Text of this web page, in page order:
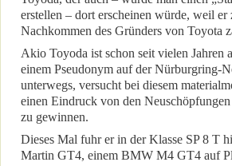
erstellen – dort erscheinen würde, weil er
Nachkommen des Gründers von Toyota
Akio Toyoda ist schon seit vielen Jahren
einem Pseudonym auf der Nürburgring-
unterwegs, versucht bei diesem
einen Eindruck von den
zu gewinnen.
Dieses Mal fuhr er in der Klasse SP 8 T
Martin GT4, einem BMW M4 GT4 auf